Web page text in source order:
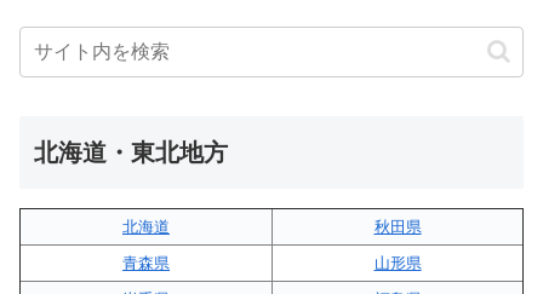
北海道・東北地方
北海道
秋田県
青森県
山形県